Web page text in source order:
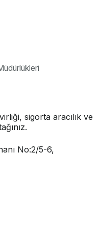
sigorta aracılık ve
No:2/5-6,